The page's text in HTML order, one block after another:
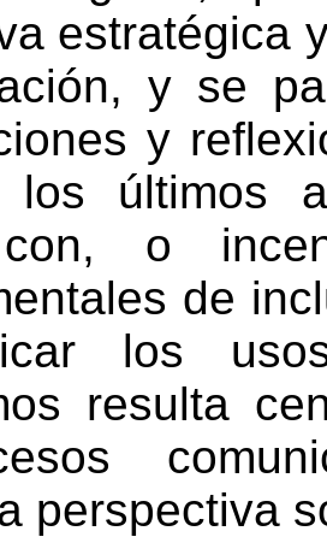
estratégica
y se
y
los últimos
o
de
los
resulta
perspectiva